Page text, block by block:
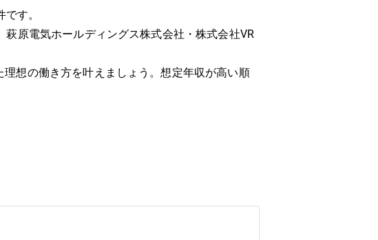
す。
原電気ホールディングス株式会社・株式会社VR
想の働き方を叶えましょう。想定年収が高い順